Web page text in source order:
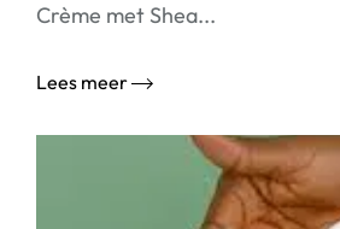
Crème met Shea...
Lees meer